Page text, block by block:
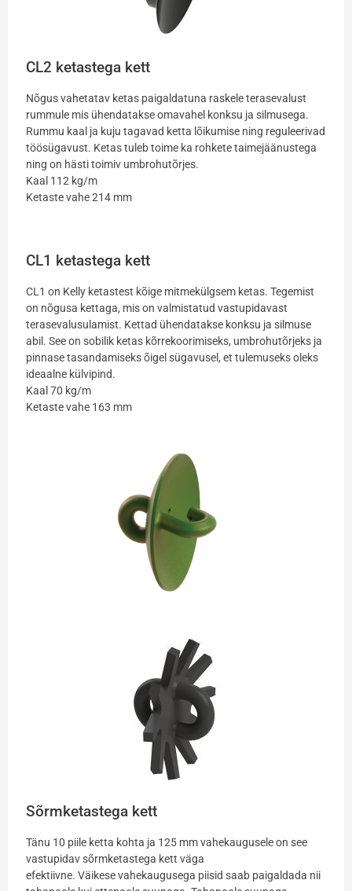
CL2 ketastega kett
Nõgus vahetatav ketas paigaldatuna raskele terasevalust
rummule mis ühendatakse omavahel konksu ja silmusega.
Rummu kaal ja kuju tagavad ketta lõikumise ning reguleerivad
töösügavust. Ketas tuleb toime ka rohkete taimejäänustega
ning on hästi toimiv umbrohutõrjes.
Kaal 112 kg/m
Ketaste vahe 214 mm
CL1 ketastega kett
CL1 on Kelly ketastest kõige mitmekülgsem ketas. Tegemist
on nõgusa kettaga, mis on valmistatud vastupidavast
terasevalusulamist. Kettad ühendatakse konksu ja silmuse
abil. See on sobilik ketas kõrrekoorimiseks, umbrohutõrjeks ja
pinnase tasandamiseks õigel sügavusel, et tulemuseks oleks
ideaalne külvipind.
Kaal 70 kg/m
Ketaste vahe 163 mm
Sõrmketastega kett
Tänu 10 piile ketta kohta ja 125 mm vahekaugusele on see
vastupidav sõrmketastega kett väga
efektiivne. Väikese vahekaugusega piisid saab paigaldada nii